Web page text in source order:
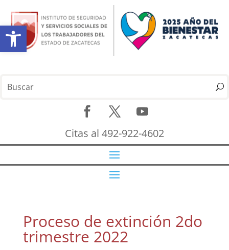
Abrir barra de herramientas
Citas al 492-922-4602
Proceso de extinción 2do
trimestre 2022